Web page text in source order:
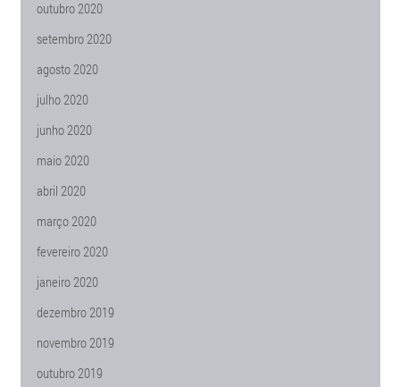
outubro 2020
setembro 2020
agosto 2020
julho 2020
junho 2020
maio 2020
abril 2020
março 2020
fevereiro 2020
janeiro 2020
dezembro 2019
novembro 2019
outubro 2019